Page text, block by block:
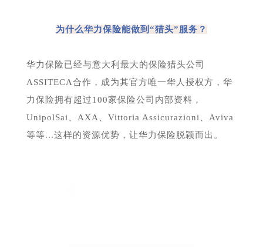
为什么华力保险能做到“猎头”服务？
华力保险已经与意大利最大的保险猎头公司
ASSITECA合作，成为其官方唯一华人授权方，华
力保险拥有超过100家保险公司内部资料，
UnipolSai、AXA、Vittoria Assicurazioni、Aviva
等等...这样的资源优势，让华力保险脱颖而出。